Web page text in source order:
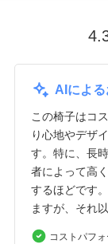
AIによ
この椅子はコ
り心地やデザ
す。特に、長
者によって高
するほどです
ますが、それ
コストパフ